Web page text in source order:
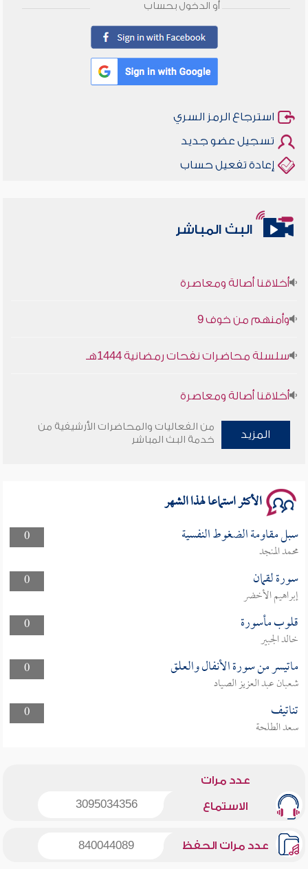
أو الدخول بحساب
استرجاع الرمز السري
تسجيل عضو جديد
إعادة تفعيل حساب
البث المباشر
أخلاقنا أصالة ومعاصرة
وأمنهم من خوف 9
أخلاقنا أصالة ومعاصرة
وأمنهم من خوف 9
المزيد
من الفعاليات والمحاضرات الأرشيفية من
خدمة البث المباشر
الأكثر استماعا لهذا الشهر
0 سبل مقاومة الضغوط النفسية
محمد المنجد
0
سورة لقمان
إبراهيم الأخضر
0
قلوب مأسورة
خالد الجبير
0
ماتيسر من سورة الأنفال والعلق
شعبان عبد العزيز الصياد
0
تناتيف
سعد الطلحة
عدد مرات
الاستماع 3095034356
عدد مرات الحفظ 840044089